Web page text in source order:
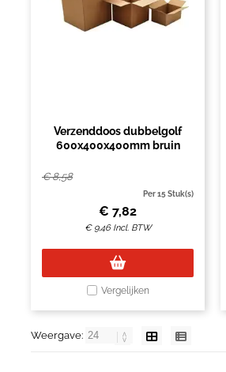
Verzenddoos dubbelgolf
600x400x400mm bruin
€8,58
Per 15 Stuk(s)
€ 7,82
€ 9,46 Incl. BTW
Vergelijken
Weergave: